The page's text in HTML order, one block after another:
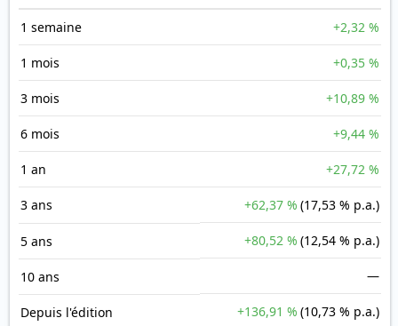
1 semaine +2,32 %
1 mois +0,35 %
3 mois +10,89 %
6 mois +9,44 %
1 an +27,72 %
3 ans +62,37 % (17,53 % p.a.)
5 ans +80,52 % (12,54 % p.a.)
10 ans —
Depuis l'édition +136,91 % (10,73 % p.a.)